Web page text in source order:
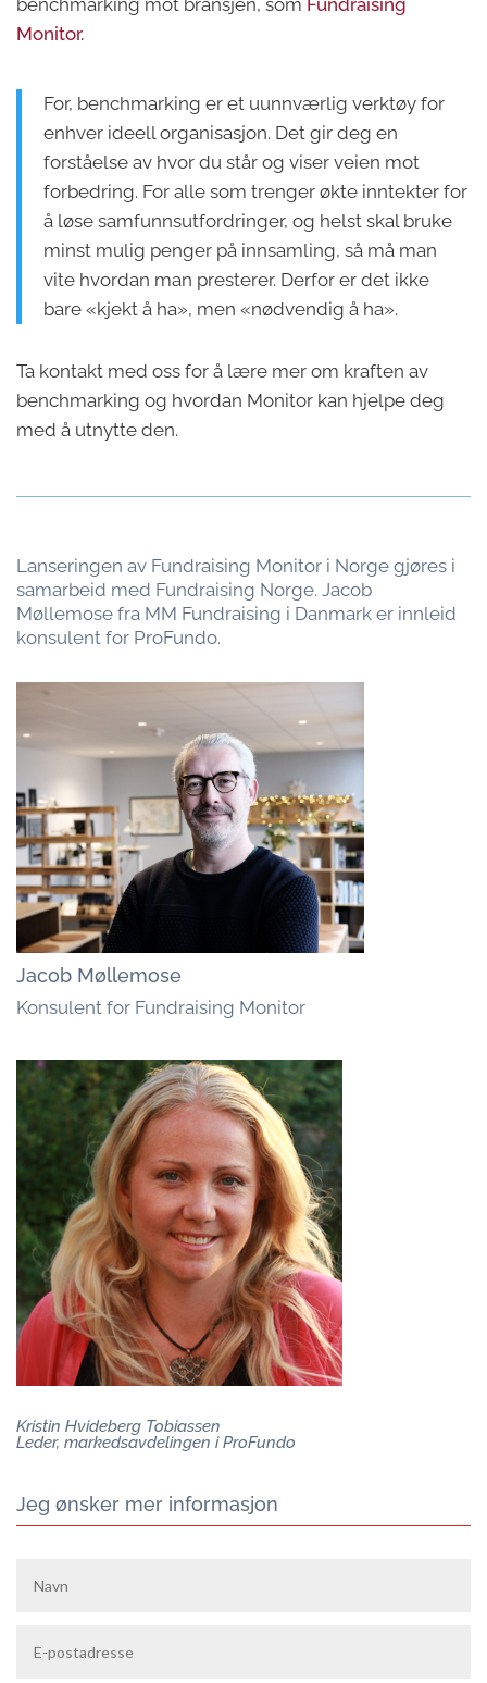
benchmarking mot bransjen, som Fundraising
Monitor.
For, benchmarking er et uunnværlig verktøy for
enhver ideell organisasjon. Det gir deg en
forståelse av hvor du står og viser veien mot
forbedring. For alle som trenger økte inntekter for
å løse samfunnsutfordringer, og helst skal bruke
minst mulig penger på innsamling, så må man
vite hvordan man presterer. Derfor er det ikke
bare «kjekt å ha», men «nødvendig å ha».
Ta kontakt med oss for å lære mer om kraften av
benchmarking og hvordan Monitor kan hjelpe deg
med å utnytte den.
Lanseringen av Fundraising Monitor i Norge gjøres i
samarbeid med Fundraising Norge. Jacob
Møllemose fra MM Fundraising i Danmark er innleid
konsulent for ProFundo.
Jacob Møllemose
Konsulent for Fundraising Monitor
Kristin Hvideberg Tobiassen
Leder, markedsavdelingen i ProFundo
Jeg ønsker mer informasjon